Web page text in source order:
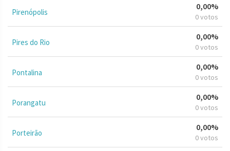
Pirenópolis
0,00%
0 votos
Pires do Rio
0,00%
0 votos
Pontalina
0,00%
0 votos
Porangatu
0,00%
0 votos
Porteirão
0,00%
0 votos